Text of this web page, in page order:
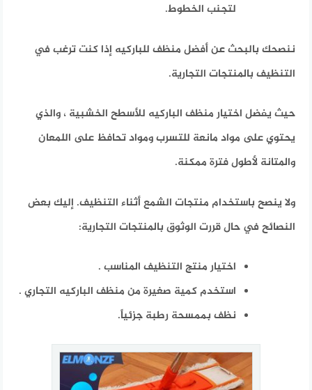
لتجنب الخطوط.
ننصحك بالبحث عن أفضل منظف للباركيه إذا كنت ترغب في
التنظيف بالمنتجات التجارية.
حيث يفضل اختيار منظف الباركيه للأسطح الخشبية ، والذي
يحتوي على مواد مانعة للتسرب ومواد تحافظ على اللمعان
والمتانة لأطول فترة ممكنة.
ولا ينصح باستخدام منتجات الشمع أثناء التنظيف. إليك بعض
النصائح في حال قررت الوثوق بالمنتجات التجارية:
اختيار منتج التنظيف المناسب .
استخدم كمية صغيرة من منظف الباركيه التجاري .
نظف بممسحة رطبة جزئياً.